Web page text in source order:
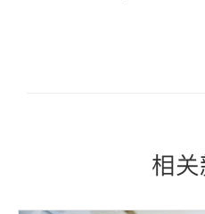
相关